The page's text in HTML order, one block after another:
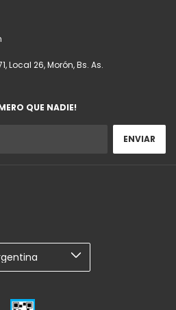
Local 26, Morón, Bs. As.
QUE NADIE!